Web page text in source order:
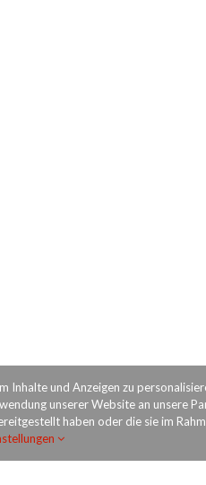
Inhalte und Anzeigen zu
unserer Website an unsere
haben oder die sie im